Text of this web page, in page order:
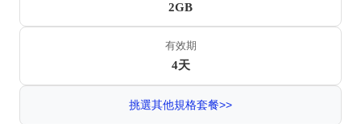
2GB
有效期
4天
挑選其他規格套餐>>